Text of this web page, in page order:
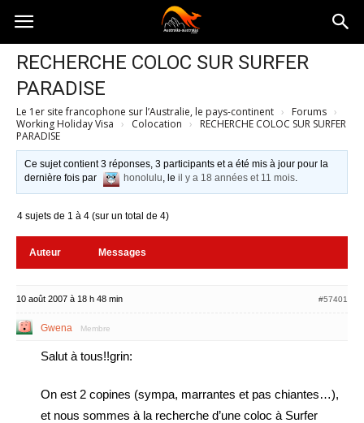
Australia-
australie.com
RECHERCHE COLOC SUR SURFER
PARADISE
Le 1er site francophone sur l’Australie, le pays-continent › Forums ›
Working Holiday Visa › Colocation ›
RECHERCHE COLOC SUR SURFER
PARADISE
Ce sujet contient 3 réponses, 3 participants et a été mis à jour pour la
dernière fois par
honolulu, leil y a 18 années et 11 mois.
4 sujets de 1 à 4 (sur un total de 4)
Auteur Messages
10 août 2007 à 18 h 48 min #57401
Gwena Membre
Salut à tous!!grin:
On est 2 copines (sympa, marrantes et pas chiantes…),
et nous sommes à la recherche d’une coloc à Surfer